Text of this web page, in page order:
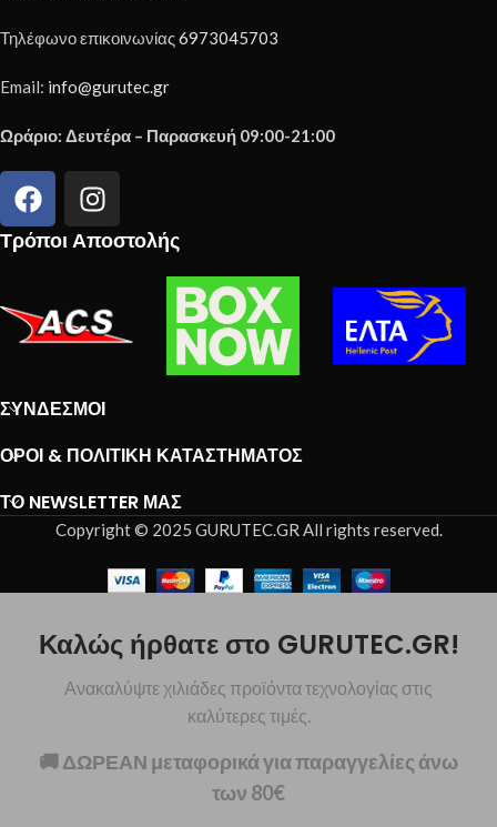
Τηλέφωνο επικοινωνίας6973045703
Email: info@gurutec.gr
Ωράριο: Δευτέρα – Παρασκευή 09:00-21:00
Τρόποι Αποστολής
ΣΎΝΔΕΣΜΟΙ
ΌΡΟΙ & ΠΟΛΙΤΙΚΉ ΚΑΤΑΣΤΉΜΑΤΟΣ
ΤΟ NEWSLETTER ΜΑΣ
Copyright © 2025 GURUTEC.GR All rights reserved.
Καλώς ήρθατε στο GURUTEC.GR!
Ανακαλύψτε χιλιάδες προϊόντα τεχνολογίας στις
καλύτερες τιμές.
🚚 ΔΩΡΕΑΝ μεταφορικά για παραγγελίες άνω
των 80€